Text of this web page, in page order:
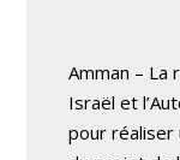
Amman – La
Israël et
pour réaliser